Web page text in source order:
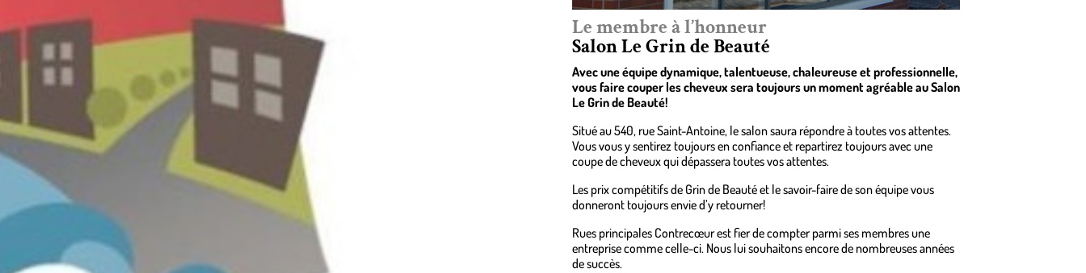
Le membre à l’honneur
Salon Le Grin de Beauté
Avec une équipe dynamique, talentueuse, chaleureuse et professionnelle,
vous faire couper les cheveux sera toujours un moment agréable au Salon
Le Grin de Beauté!
Situé au 540, rue Saint-Antoine, le salon saura répondre à toutes vos attentes.
Vous vous y sentirez toujours en confiance et repartirez toujours avec une
coupe de cheveux qui dépassera toutes vos attentes.
Les prix compétitifs de Grin de Beauté et le savoir-faire de son équipe vous
donneront toujours envie d’y retourner!
Rues principales Contrecœur est fier de compter parmi ses membres une
entreprise comme celle-ci. Nous lui souhaitons encore de nombreuses années
de succès.